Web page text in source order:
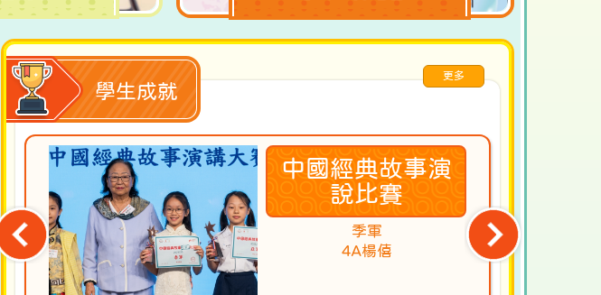
關愛校園獎勵計
本校榮獲
2025年度
關愛校園榮譽
更多
學生成就
中國經典故事演
說比賽
季軍
4A楊僖